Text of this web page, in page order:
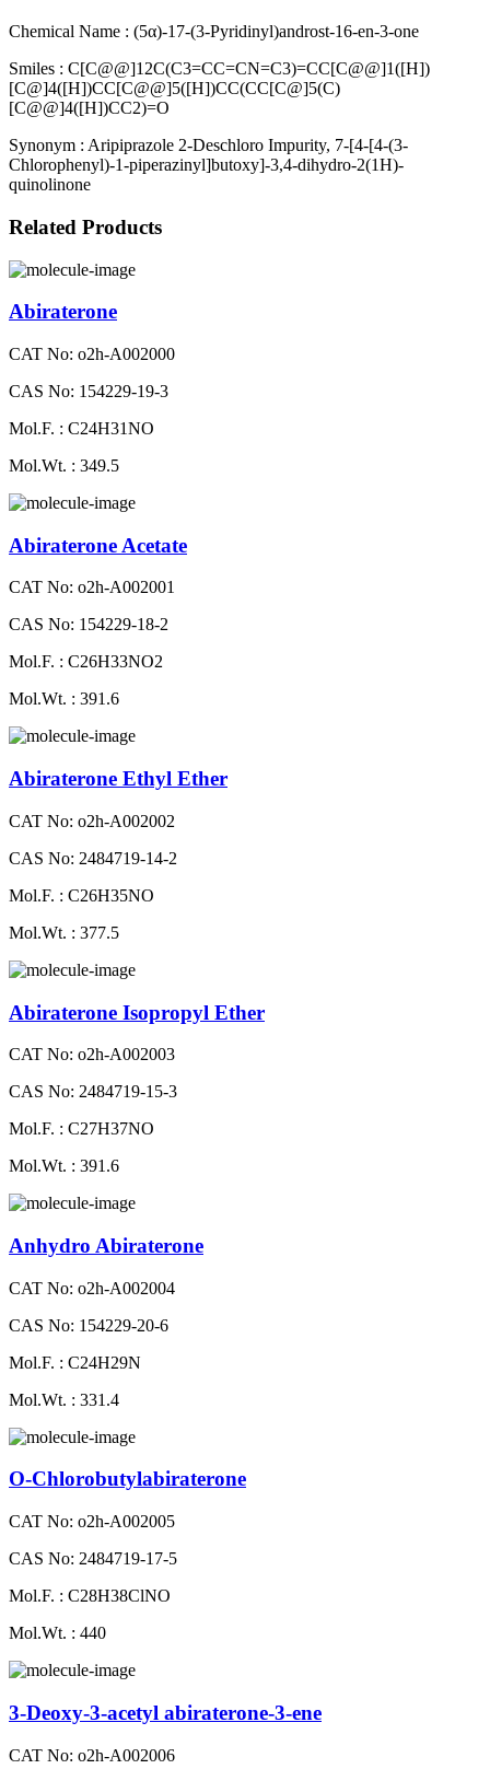
Chemical Name : (5α)-17-(3-Pyridinyl)androst-16-en-3-one
Smiles : C[C@@]12C(C3=CC=CN=C3)=CC[C@@]1([H])
[C@]4([H])CC[C@@]5([H])CC(CC[C@]5(C)
[C@@]4([H])CC2)=O
Synonym : Aripiprazole 2-Deschloro Impurity, 7-[4-[4-(3-
Chlorophenyl)-1-piperazinyl]butoxy]-3,4-dihydro-2(1H)-
quinolinone
Related Products
Abiraterone
CAT No: o2h-A002000
CAS No: 154229-19-3
Mol.F. : C24H31NO
Mol.Wt. : 349.5
Abiraterone Acetate
CAT No: o2h-A002001
CAS No: 154229-18-2
Mol.F. : C26H33NO2
Mol.Wt. : 391.6
Abiraterone Ethyl Ether
CAT No: o2h-A002002
CAS No: 2484719-14-2
Mol.F. : C26H35NO
Mol.Wt. : 377.5
Abiraterone Isopropyl Ether
CAT No: o2h-A002003
CAS No: 2484719-15-3
Mol.F. : C27H37NO
Mol.Wt. : 391.6
Anhydro Abiraterone
CAT No: o2h-A002004
CAS No: 154229-20-6
Mol.F. : C24H29N
Mol.Wt. : 331.4
O-Chlorobutylabiraterone
CAT No: o2h-A002005
CAS No: 2484719-17-5
Mol.F. : C28H38ClNO
Mol.Wt. : 440
3-Deoxy-3-acetyl abiraterone-3-ene
CAT No: o2h-A002006